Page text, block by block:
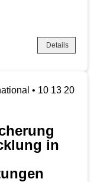
Details
• 10 13 20
in